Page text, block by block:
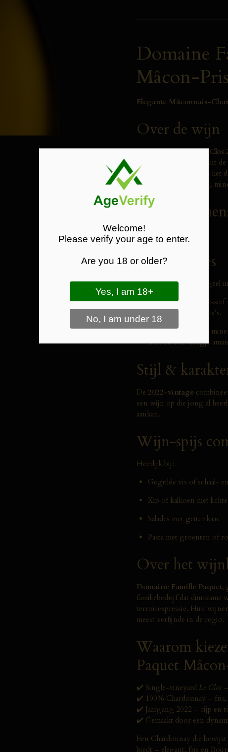
Domaine
Mâcon-
Elegante Mâconnais-
Over de wijn
DeMâcon-Prissé Le Clos
verfijnde Chardonnay uit
ommuurd perceel rond het
zorgen voor spanning,
100%Chardonnay
Proefnotities
Kleur:Licht goudgeel
Neus:Fris en
subtiele florale aroma’s.
Smaak:Elegant en
fruit en een vleugje
Stijl &
De 2022-vintage
een wijn op die jong al
aankan.
Wijn-spijs
Heerlijk bij:
Gegrilde vis of schaal-
Kip of kalkoen met lichte
Salades met geitenkaas
Pasta met groenten of
Over het
Domaine Famille Paquet,
familiebedrijf dat duurzame
terroirexpressie. Hun
meest verfijnde in de regio.
Waarom
Paquet
✔️ Single-vineyard Le Clos
✔️ 100% Chardonnay – fris,
✔️ Jaargang 2022 – rijp en
✔️ Gemaakt door een
Een Chardonnay die
biedt – elegant, fris en
Welcome!
Please verify your age to enter.
Are you 18 or older?